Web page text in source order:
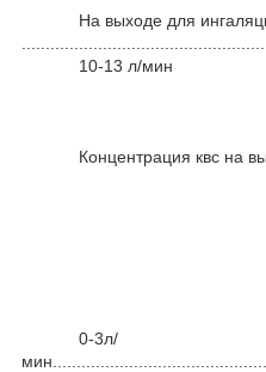
На выходе для
10-13 л/мин
Концентрация квс на
0-3л/